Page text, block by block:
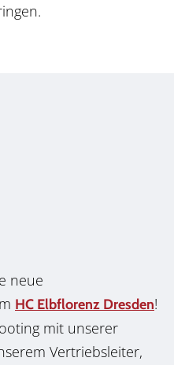
neue
HC Elbflorenz Dresden!
mit unserer
Vertriebsleiter,